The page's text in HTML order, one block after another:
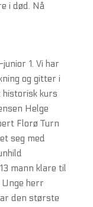
i død. Nå
1. Vi har
og gitter i
kurs
Helge
Florø Turn
seg med
mann klare til
herr
den største